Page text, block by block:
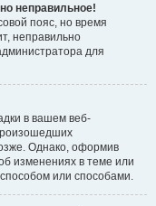
неправильное!
пояс, но время
неправильно
для
в вашем веб-
Однако, оформив
изменениях в теме или
или способами.